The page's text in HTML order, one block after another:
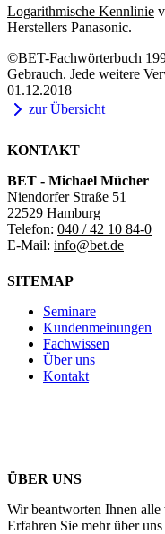
Logarithmische Kennlinie
Herstellers Panasonic.
©BET-Fachwörterbuch
Gebrauch. Jede weitere
01.12.2018
zur Übersicht
KONTAKT
BET - Michael Mücher
Niendorfer Straße 51
22529 Hamburg
Telefon: 040 / 42 10 84-0
E-Mail: info@bet.de
SITEMAP
Seminare
Kundenmeinungen
Fachwissen
Über uns
Kontakt
ÜBER UNS
Wir beantworten Ihnen
Erfahren Sie mehr über